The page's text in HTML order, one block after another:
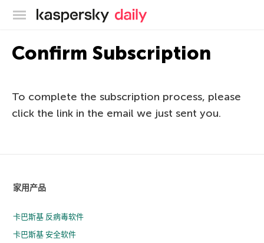
卡巴斯基官方博客
Confirm Subscription
To complete the subscription process, please
click the link in the email we just sent you.
家用产品
卡巴斯基 反病毒软件
卡巴斯基 安全软件